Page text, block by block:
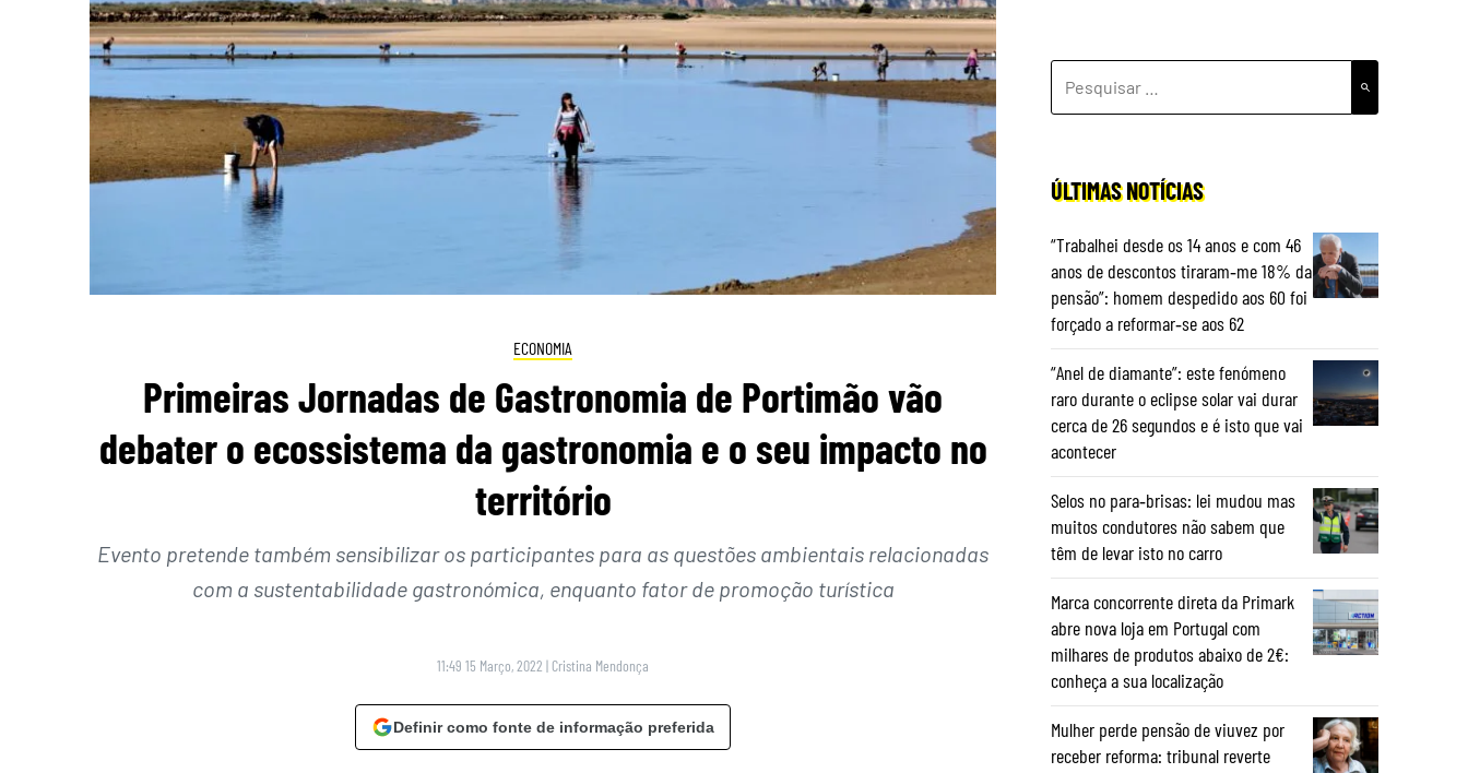
ECONOMIA
Primeiras Jornadas de Gastronomia de Portimão vão
debater o ecossistema da gastronomia e o seu impacto no
território
Evento pretende também sensibilizar os participantes para as questões ambientais relacionadas
com a sustentabilidade gastronómica, enquanto fator de promoção turística
11:49 15 Março, 2022 | Cristina Mendonça
Definir como fonte de informação preferida
POR:
ÚLTIMAS NOTÍCIAS
“Trabalhei desde os 14 anos e com 46
anos de descontos tiraram‑me 18% da
pensão”: homem despedido aos 60 foi
forçado a reformar‑se aos 62
“Anel de diamante”: este fenómeno
raro durante o eclipse solar vai durar
cerca de 26 segundos e é isto que vai
acontecer
Selos no para‑brisas: lei mudou mas
muitos condutores não sabem que
têm de levar isto no carro
Marca concorrente direta da Primark
abre nova loja em Portugal com
milhares de produtos abaixo de 2€:
conheça a sua localização
Mulher perde pensão de viuvez por
receber reforma: tribunal reverte